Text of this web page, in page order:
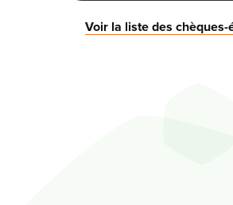
Voir la liste des chèques-